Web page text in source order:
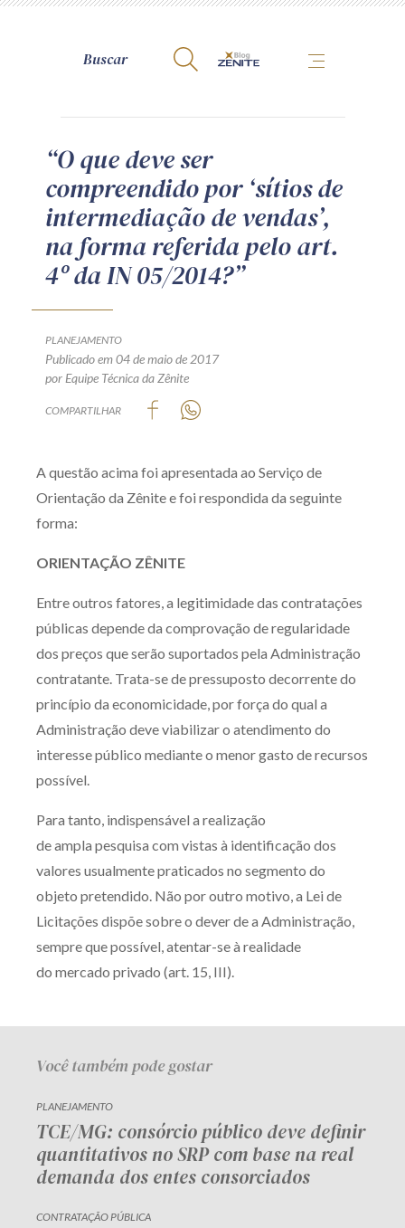
A Zênite
Como publicar conosco
Site da Zênite
Contato
Termos de uso
Encarregado (contato)
Zênite Fácil IA
Zênite Play
Mentoria Zênite
Capacitação
Zênite Online
Eventos presenciais
Zênite in Company
Diferenciais
Receba por RSS
Av. Sete de Setembro, 4698
Batel Curitiba/PR CEP80240-000
Telefone (41) 2109-8666
“O que deve ser
compreendido por ‘sítios de
intermediação de vendas’,
na forma referida pelo art.
4º da IN 05/2014?”
PLANEJAMENTO
Publicado em 04 de maio de 2017
por Equipe Técnica da Zênite
COMPARTILHAR
A questão acima foi apresentada ao Serviço de
Orientação da Zênite e foi respondida da seguinte
forma:
ORIENTAÇÃO ZÊNITE
Entre outros fatores, a legitimidade das contratações
públicas depende da comprovação de regularidade
dos preços que serão suportados pela Administração
contratante. Trata-se de pressuposto decorrente do
princípio da economicidade, por força do qual a
Administração deve viabilizar o atendimento do
interesse público mediante o menor gasto de recursos
possível.
Para tanto, indispensável a realização
de ampla pesquisa com vistas à identificação dos
valores usualmente praticados no segmento do
objeto pretendido. Não por outro motivo, a Lei de
Licitações dispõe sobre o dever de a Administração,
sempre que possível, atentar-se à realidade
do mercado privado (art. 15, III).
Você também pode gostar
PLANEJAMENTO
TCE/MG: consórcio público deve definir
quantitativos no SRP com base na real
demanda dos entes consorciados
CONTRATAÇÃO PÚBLICA